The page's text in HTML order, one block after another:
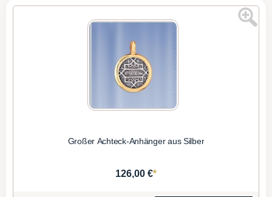
Großer Achteck-Anhänger aus Silber
126,00 €*